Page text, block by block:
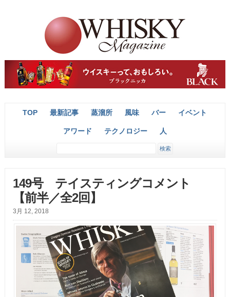
TOP 最新記事 蒸溜所 風味 バー イベント
アワード テクノロジー 人
149号 テイスティングコメント
【前半／全2回】
3月 12, 2018